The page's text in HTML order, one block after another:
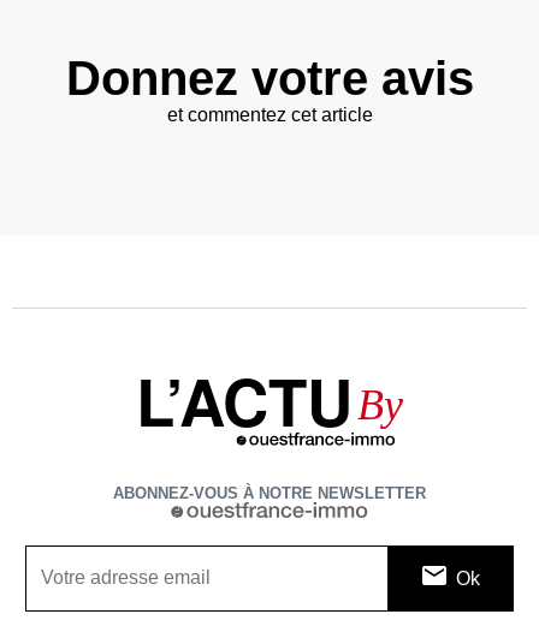
Donnez votre avis
et commentez cet article
L’ACTU By
ABONNEZ-VOUS À NOTRE NEWSLETTER